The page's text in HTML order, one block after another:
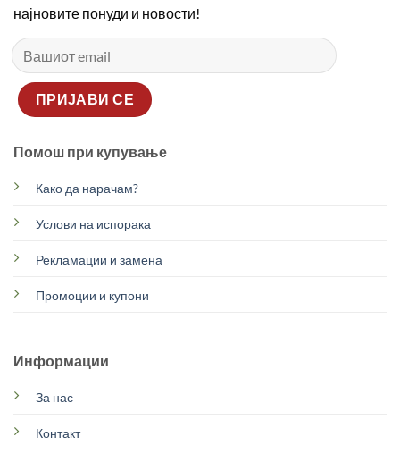
најновите понуди и новости!
Помош при купување
Како да нарачам?
Услови на испорака
Рекламации и замена
Промоции и купони
Информации
За нас
Контакт